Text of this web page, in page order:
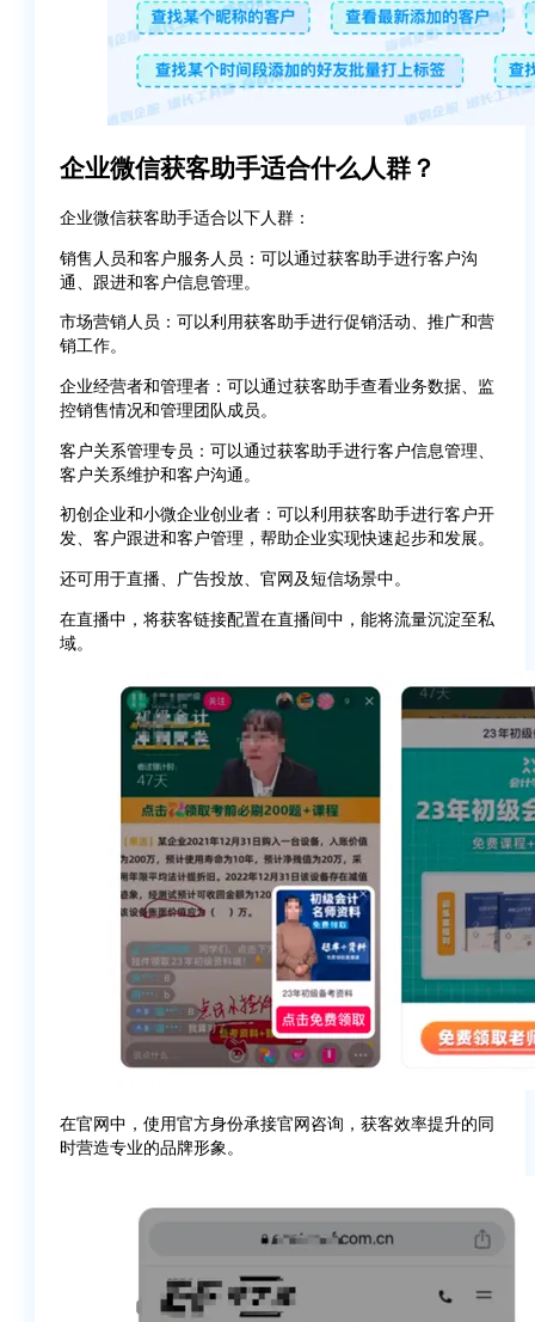
企业微信获客助手适合什么人群？
企业微信获客助手适合以下人群：
销售人员和客户服务人员：可以通过获客助手进行客户沟
通、跟进和客户信息管理。
市场营销人员：可以利用获客助手进行促销活动、推广和营
销工作。
企业经营者和管理者：可以通过获客助手查看业务数据、监
控销售情况和管理团队成员。
客户关系管理专员：可以通过获客助手进行客户信息管理、
客户关系维护和客户沟通。
初创企业和小微企业创业者：可以利用获客助手进行客户开
发、客户跟进和客户管理，帮助企业实现快速起步和发展。
还可用于直播、广告投放、官网及短信场景中。
在直播中，将获客链接配置在直播间中，能将流量沉淀至私
域。
在官网中，使用官方身份承接官网咨询，获客效率提升的同
时营造专业的品牌形象。